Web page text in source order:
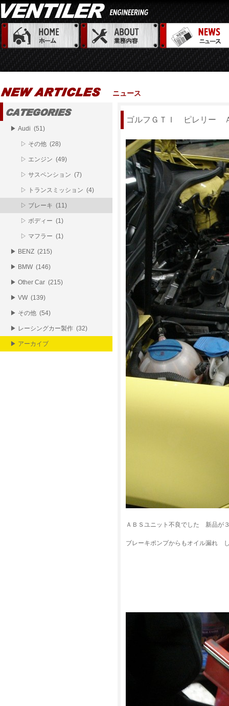
ニュース
ゴルフＧＴＩ ピレリー
ＡＢＳユニット不良でした 新品が
ブレーキポンプからもオイル漏れ
▶ Audi (51)
▷ その他 (28)
▷ エンジン (49)
▷ サスペンション (7)
▷ トランスミッション (4)
▷ ブレーキ (11)
▷ ボディー (1)
▷ マフラー (1)
▶ BENZ (215)
▶ BMW (146)
▶ Other Car (215)
▶ VW (139)
▶ その他 (54)
▶ レーシングカー製作 (32)
▶ アーカイブ